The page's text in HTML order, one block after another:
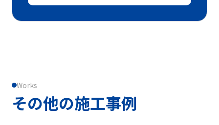
Works
その他の施工事例